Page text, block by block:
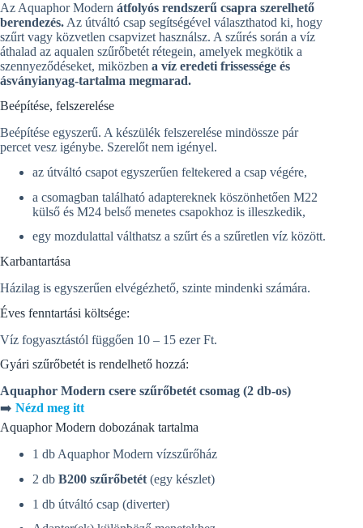
Az Aquaphor Modern átfolyós rendszerű csapra szerelhető
berendezés. Az útváltó csap segítségével választhatod ki, hogy
szűrt vagy közvetlen csapvizet használsz. A szűrés során a víz
áthalad az aqualen szűrőbetét rétegein, amelyek megkötik a
szennyeződéseket, miközben a víz eredeti frissessége és
ásványianyag-tartalma megmarad.
Beépítése, felszerelése
Beépítése egyszerű. A készülék felszerelése mindössze pár
percet vesz igénybe. Szerelőt nem igényel.
az útváltó csapot egyszerűen feltekered a csap végére,
a csomagban található adaptereknek köszönhetően M22
külső és M24 belső menetes csapokhoz is illeszkedik,
egy mozdulattal válthatsz a szűrt és a szűretlen víz között.
Karbantartása
Házilag is egyszerűen elvégézhető, szinte mindenki számára.
Éves fenntartási költsége:
Víz fogyasztástól függően 10 – 15 ezer Ft.
Gyári szűrőbetét is rendelhető hozzá:
Aquaphor Modern csere szűrőbetét csomag (2 db-os)
➡️ Nézd meg itt
Aquaphor Modern dobozának tartalma
1 db Aquaphor Modern vízszűrőház
2 db B200 szűrőbetét (egy készlet)
1 db útváltó csap (diverter)